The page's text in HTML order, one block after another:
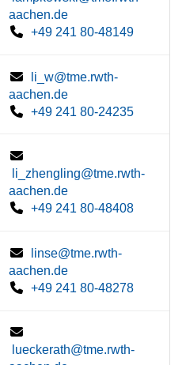
aachen.de
+49 241 80-48149
li_w@tme.rwth-
aachen.de
+49 241 80-24235
li_zhengling@tme.rwth-
aachen.de
+49 241 80-48408
linse@tme.rwth-
aachen.de
+49 241 80-48278
lueckerath@tme.rwth-